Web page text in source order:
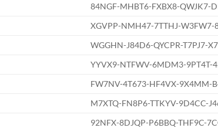
84NGF-MHBT6-FXBX8-QWJK7-
XGVPP-NMH47-7TTHJ-W3FW7-
WGGHN-J84D6-QYCPR-T7PJ7-
YYVX9-NTFWV-6MDM3-9PT4T-
FW7NV-4T673-HF4VX-9X4MM-
M7XTQ-FN8P6-TTKYV-9D4CC-
92NFX-8DJQP-P6BBQ-THF9C-